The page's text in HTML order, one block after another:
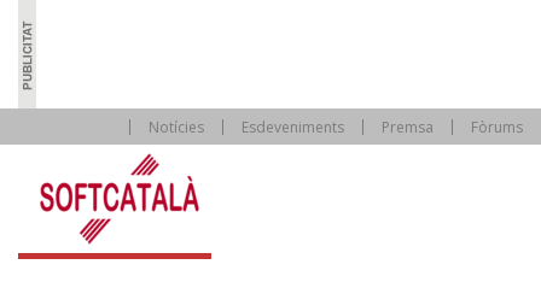
Notícies Esdeveniments Premsa Fòrums